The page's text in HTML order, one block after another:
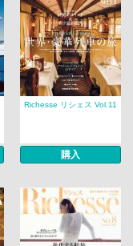
Richesse リシェス Vol.11
購入